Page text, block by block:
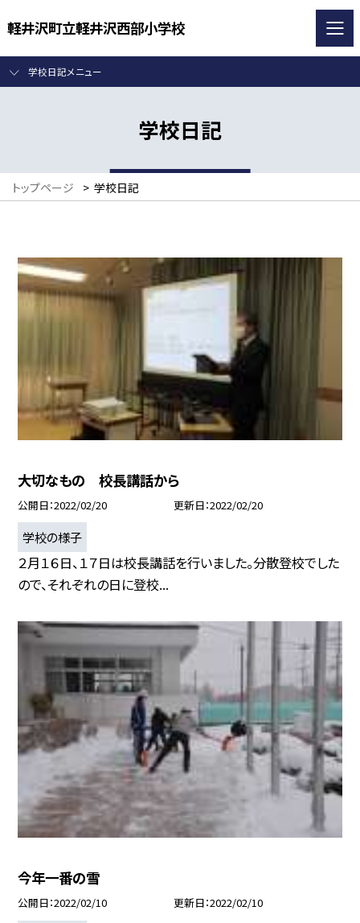
軽井沢町立軽井沢西部小学校
学校日記メニュー
学校日記
トップページ > 学校日記
大切なもの 校長講話から
公開日 2022/02/20 更新日 2022/02/20
学校の様子
２月１６日、１７日は校長講話を行いました。分散登校でした
ので、それぞれの日に登校...
今年一番の雪
公開日 2022/02/10 更新日 2022/02/10